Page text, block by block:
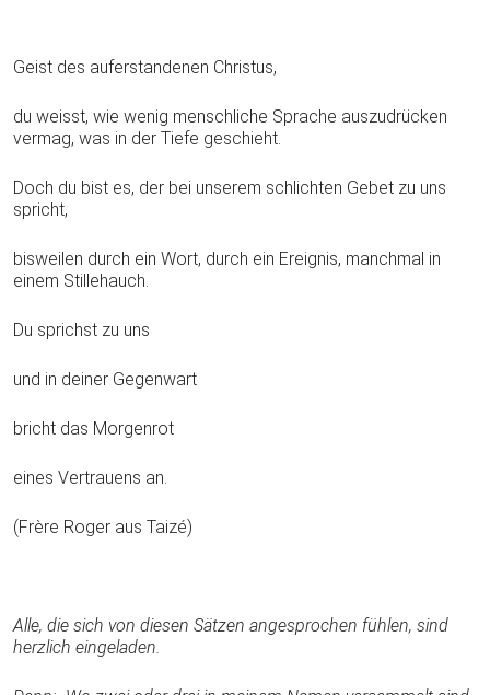
Geist des auferstandenen Christus,
du weisst, wie wenig menschliche Sprache auszudrücken
vermag, was in der Tiefe geschieht.
Doch du bist es, der bei unserem schlichten Gebet zu uns
spricht,
bisweilen durch ein Wort, durch ein Ereignis, manchmal in
einem Stillehauch.
Du sprichst zu uns
und in deiner Gegenwart
bricht das Morgenrot
eines Vertrauens an.
(Frère Roger aus Taizé)
Alle, die sich von diesen Sätzen angesprochen fühlen, sind
herzlich eingeladen.